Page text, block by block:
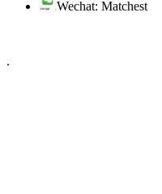
Wechat: Matchest
.